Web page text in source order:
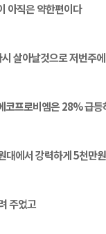
아직은 약한편이다
살아날것으로 저번주
코프로비엠은 28% 급등
대에서 강력하게 5천만
주었고